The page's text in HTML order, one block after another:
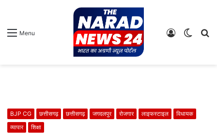
Menu
Switch
Log
BJP CG छत्तीसगढ़ छत्तीसगढ़ जगदलपुर रोजगार लाइफस्टाइल
विधायक
व्यापार
शिक्षा